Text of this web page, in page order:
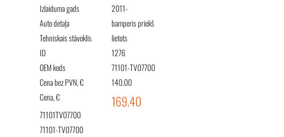
Izlaiduma gads
2011-
Auto detaļa
bamperis priekš
Tehniskais stāvoklis
lietots
ID
1276
OEM kods
71101-TV07700
Cena bez PVN, €
140.00
Cena, €
169.40
71101TV07700
71101-TV07700